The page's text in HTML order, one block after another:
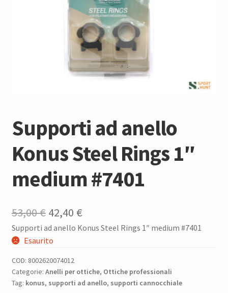
Supporti ad anello
Konus Steel Rings 1″
medium #7401
53,00€ Il
prezzo
originale
era:
53,00 €.
42,40 €Il
prezzo
è:
42,40 €.
Supporti ad anello Konus Steel Rings 1″ medium #7401
Esaurito
COD: 8002620074012
Categorie: Anelli per ottiche, Ottiche professionali
Tag: konus, supporti ad anello, supporti cannocchiale